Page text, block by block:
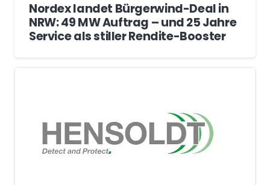
Nordex landet Bürgerwind-Deal in
NRW: 49 MW Auftrag – und 25 Jahre
Service als stiller Rendite-Booster